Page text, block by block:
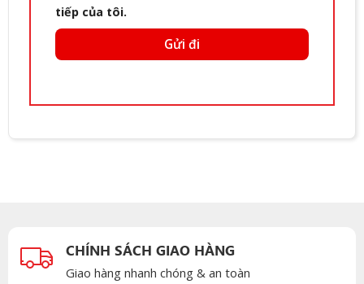
tiếp của tôi.
CHÍNH SÁCH GIAO HÀNG
Giao hàng nhanh chóng & an toàn